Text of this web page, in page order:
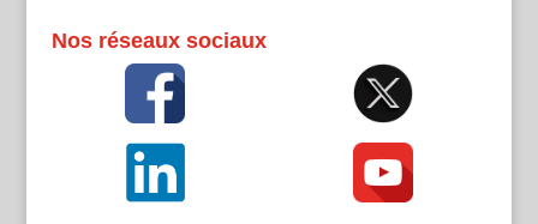
Nos réseaux sociaux